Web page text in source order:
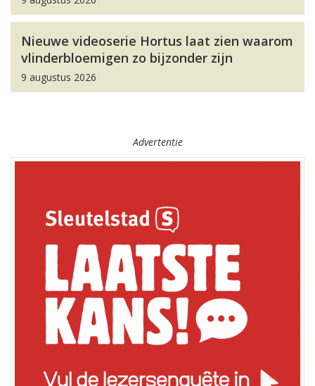
Nieuwe videoserie Hortus laat zien waarom
vlinderbloemigen zo bijzonder zijn
9 augustus 2026
Advertentie